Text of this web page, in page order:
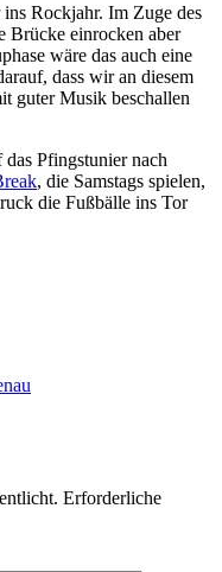
Rockjahr. Im Zuge des
Brücke einrocken aber
wäre das auch eine
dass wir an diesem
guter Musik beschallen
Pfingstunier nach
, die Samstags spielen,
die Fußbälle ins Tor
Erforderliche